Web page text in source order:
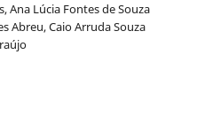
Ana Lúcia Fontes de Souza
Abreu, Caio Arruda Souza